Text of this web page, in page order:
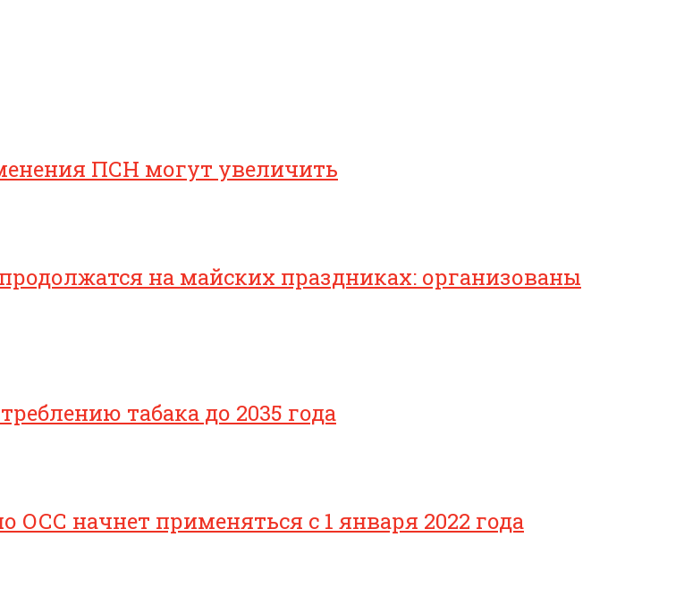
ПСН могут увеличить
на майских праздниках: организованы
табака до 2035 года
начнет применяться с 1 января 2022 года